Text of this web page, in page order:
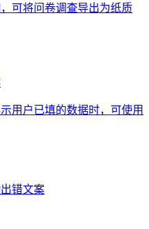
可将问卷调查导出为纸质
用户已填的数据时，可使用
错文案